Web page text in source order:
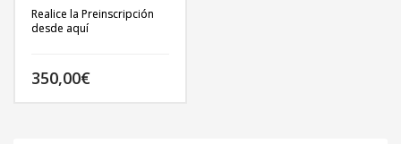
Realice la Preinscripción
desde aquí
TODA LA INFORMACIÓN
350,00€